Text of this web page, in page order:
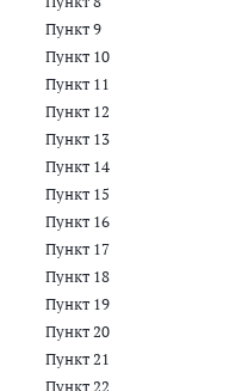
Пункт 9
Пункт 10
Пункт 11
Пункт 12
Пункт 13
Пункт 14
Пункт 15
Пункт 16
Пункт 17
Пункт 18
Пункт 19
Пункт 20
Пункт 21
Пункт 22